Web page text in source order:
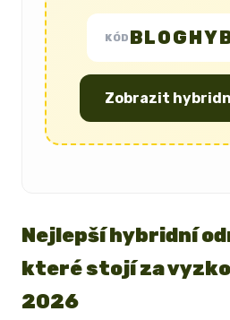
KÓD
Zobrazit
Nejlepší hybridní
které stojí za
2026